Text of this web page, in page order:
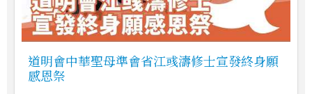
道明會中華聖母準會省江彧濤修士宣發終身願
感恩祭